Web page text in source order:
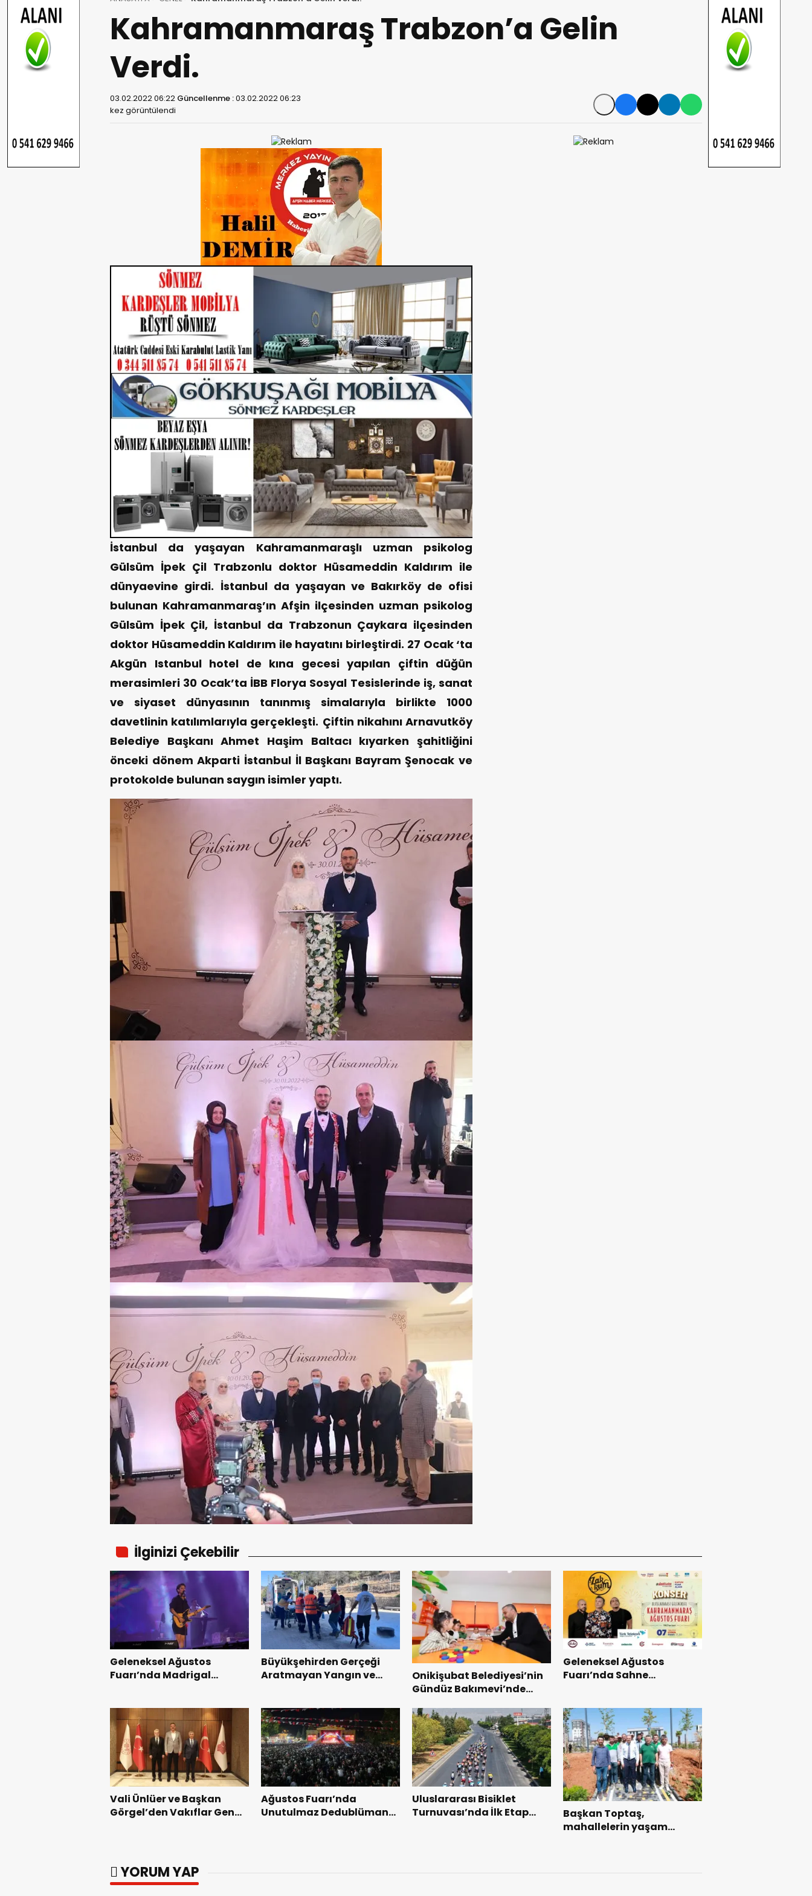
Kahramanmaraş Trabzon’a Gelin
Verdi.
03.02.2022 06:22 Güncellenme :03.02.2022 06:23
kez görüntülendi
İstanbul da yaşayan Kahramanmaraşlı uzman psikolog
Gülsüm İpek Çil Trabzonlu doktor Hüsameddin Kaldırım ile
dünyaevine girdi. İstanbul da yaşayan ve Bakırköy de ofisi
bulunan Kahramanmaraş’ın Afşin ilçesinden uzman psikolog
Gülsüm İpek Çil, İstanbul da Trabzonun Çaykara ilçesinden
doktor Hüsameddin Kaldırım ile hayatını birleştirdi. 27 Ocak ‘ta
Akgün Istanbul hotel de kına gecesi yapılan çiftin düğün
merasimleri 30 Ocak’ta İBB Florya Sosyal Tesislerinde iş, sanat
ve siyaset dünyasının tanınmış simalarıyla birlikte 1000
davetlinin katılımlarıyla gerçekleşti. Çiftin nikahını Arnavutköy
Belediye Başkanı Ahmet Haşim Baltacı kıyarken şahitliğini
önceki dönem Akparti İstanbul İl Başkanı Bayram Şenocak ve
protokolde bulunan saygın isimler yaptı.
İlginizi Çekebilir
Geleneksel Ağustos
Fuarı’nda Madrigal
Büyükşehirden Gerçeği
Aratmayan Yangın ve
Onikişubat Belediyesi’nin
Gündüz Bakımevi’nde
başladı.
Geleneksel Ağustos
Fuarı’nda Sahne
Vali Ünlüer ve Başkan
Görgel’den Vakıflar Genel
Ağustos Fuarı’nda
Unutulmaz Dedublüman
Uluslararası Bisiklet
Turnuvası’nda İlk Etap
Başkan Toptaş,
mahallelerin yaşam
YORUM YAP